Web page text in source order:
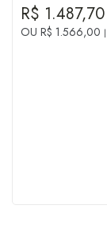
R$ 1.487,70
OU R$ 1.566,00